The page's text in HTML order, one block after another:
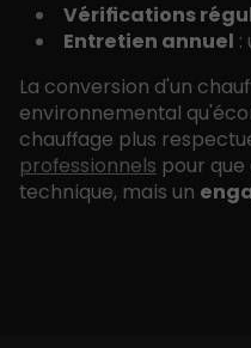
Vérifications
Entretien annuel :
La conversion d'un
environnemental
chauffage plus
professionnels pour
technique, mais un